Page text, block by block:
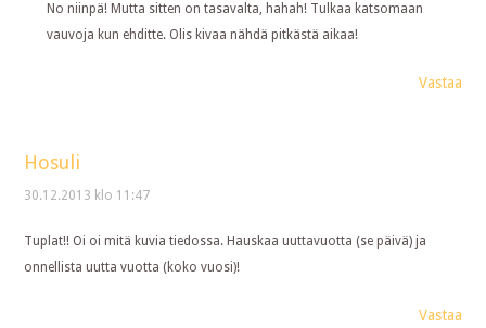
No niinpä! Mutta sitten on tasavalta, hahah! Tulkaa katsomaan
vauvoja kun ehditte. Olis kivaa nähdä pitkästä aikaa!
Vastaa
Hosuli
30.12.2013 klo 11:47
Tuplat!! Oi oi mitä kuvia tiedossa. Hauskaa uuttavuotta (se päivä) ja
onnellista uutta vuotta (koko vuosi)!
Vastaa